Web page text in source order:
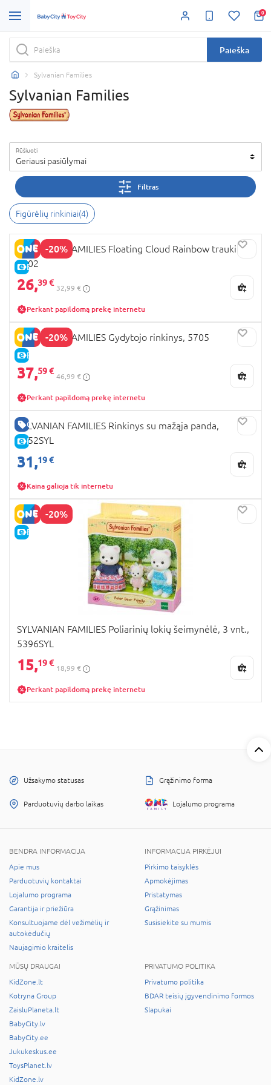
0
Paieška
Sylvanian Families
Sylvanian Families
Rūšiuoti
Geriausi pasiūlymai
Filtras
Figūrėlių rinkiniai(4)
-20%
E-KAINA
SYLVANIAN FAMILIES Floating Cloud Rainbow traukinys,
5702
26,39 €
32,99 €
Perkant papildomą prekę internetu
-20%
E-KAINA
SYLVANIAN FAMILIES Gydytojo rinkinys, 5705
37,59 €
46,99 €
Perkant papildomą prekę internetu
GERA KAINA
E-KAINA
SYLVANIAN FAMILIES Rinkinys su mažąja panda,
5652SYL
31,19 €
Kaina galioja tik internetu
-20%
E-KAINA
SYLVANIAN FAMILIES Poliarinių lokių šeimynėlė, 3 vnt.,
5396SYL
15,19 €
18,99 €
Perkant papildomą prekę internetu
Užsakymo statusas Grąžinimo forma
Parduotuvių darbo laikas Lojalumo programa
BENDRA INFORMACIJA
Apie mus
Parduotuvių kontaktai
Lojalumo programa
Garantija ir priežiūra
Konsultuojame dėl vežimėlių ir
autokėdučių
Naujagimio kraitelis
INFORMACIJA PIRKĖJUI
Pirkimo taisyklės
Apmokėjimas
Pristatymas
Grąžinimas
Susisiekite su mumis
MŪSŲ DRAUGAI
KidZone.lt
Kotryna Group
ZaisluPlaneta.lt
BabyCity.lv
BabyCity.ee
Jukukeskus.ee
ToysPlanet.lv
KidZone.lv
PRIVATUMO POLITIKA
Privatumo politika
BDAR teisių įgyvendinimo formos
Slapukai